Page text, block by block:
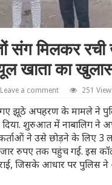
संग मिलकर
खाता का
Leave a comment 251
गए झूठे अपहरण के मामले ने
शुरुआत में नाबालिग ने
ने उसे छोड़ने के लिए 3
रुपए तक पहुंच गई. इस
जिसके आधार पर पुलिस